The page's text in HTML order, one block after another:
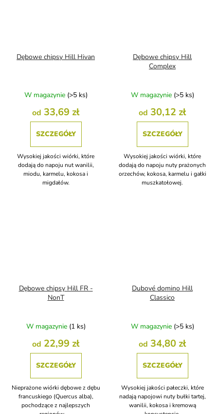
Dębowe chipsy Hill Hivan
W magazynie (>5 ks)
od 33,69 zł
SZCZEGÓŁY
Wysokiej jakości wiórki, które
dodają do napoju nut wanilii,
miodu, karmelu, kokosa i
migdałów.
Dębowe chipsy Hill
Complex
W magazynie (>5 ks)
od 30,12 zł
SZCZEGÓŁY
Wysokiej jakości wiórki, które
dodają do napoju nuty prażonych
orzechów, kokosa, karmelu i gałki
muszkatołowej.
Dębowe chipsy Hill FR -
NonT
W magazynie (1 ks)
od 22,99 zł
SZCZEGÓŁY
Nieprażone wiórki dębowe z dębu
francuskiego (Quercus alba),
pochodzące z najlepszych
Dubové domino Hill
Classico
W magazynie (>5 ks)
od 34,80 zł
SZCZEGÓŁY
Wysokiej jakości pałeczki, które
nadają napojowi nuty bułki tartej,
wanilii, kokosa i kremową